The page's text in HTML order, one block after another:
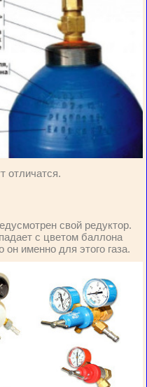
отличатся.
свой редуктор.
с цветом баллона
именно для этого газа.